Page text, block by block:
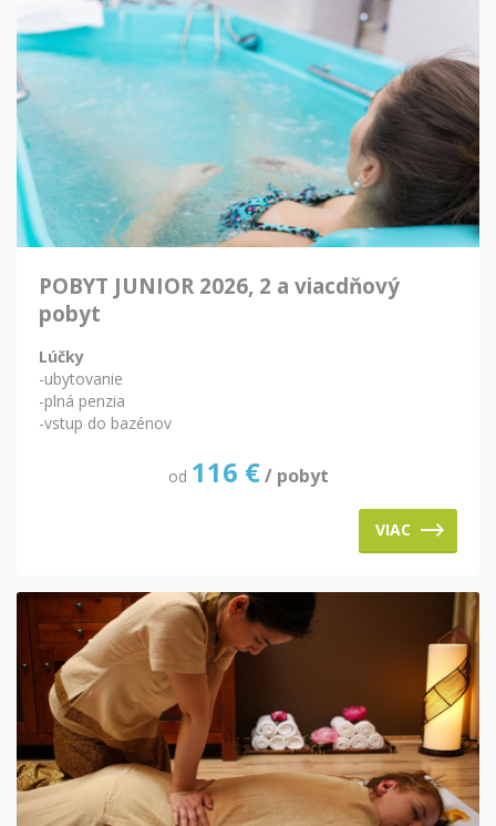
POBYT JUNIOR 2026, 2 a viacdňový
pobyt
Lúčky
-ubytovanie
-plná penzia
-vstup do bazénov
od 116 € / pobyt
VIAC